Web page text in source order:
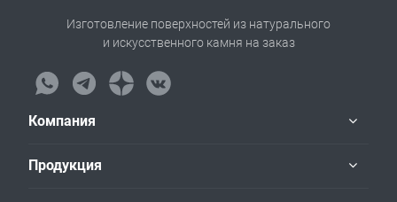
Изготовление поверхностей из натурального
и искусственного камня на заказ
Компания
Продукция